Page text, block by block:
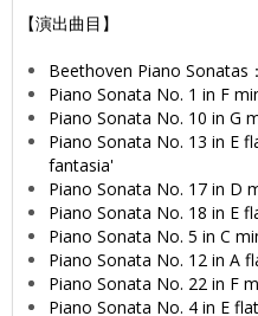
【演出曲目】
Beethoven Piano Sonatas：
Piano Sonata No. 1 in F
Piano Sonata No. 10 in G
Piano Sonata No. 13 in E
fantasia'
Piano Sonata No. 17 in D
Piano Sonata No. 18 in E
Piano Sonata No. 5 in C
Piano Sonata No. 12 in A
Piano Sonata No. 22 in F
Piano Sonata No. 4 in E